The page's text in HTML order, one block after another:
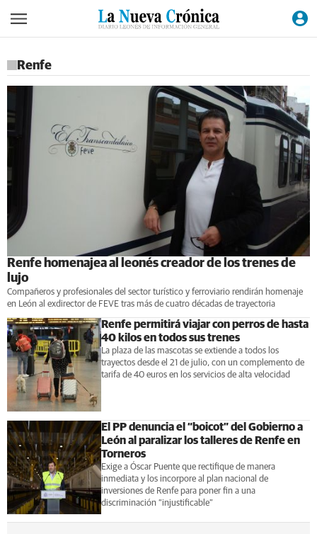
Renfe
Renfe homenajea al leonés creador de los trenes de
lujo
Compañeros y profesionales del sector turístico y ferroviario rendirán homenaje
en León al exdirector de FEVE tras más de cuatro décadas de trayectoria
Renfe permitirá viajar con perros de hasta
40 kilos en todos sus trenes
La plaza de las mascotas se extiende a todos los
trayectos desde el 21 de julio, con un complemento de
tarifa de 40 euros en los servicios de alta velocidad
El PP denuncia el “boicot” del Gobierno a
León al paralizar los talleres de Renfe en
Torneros
Exige a Óscar Puente que rectifique de manera
inmediata y los incorpore al plan nacional de
inversiones de Renfe para poner fin a una
discriminación “injustificable”